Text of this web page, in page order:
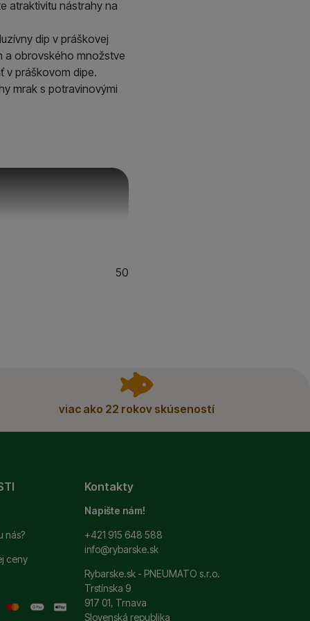
je chat a podobne.
.
Ich pomocou
týchto cookies
nášho webu.
ponuky,
atraktivitu nástrahy na
dip v práškovej
a obrovského množstve
v práškovom dipe.
mrak s potravinovými
50
viac ako 22 rokov skúseností
nás?
ceny
Kontakty
Napište nám!
+421 915 648 588
info@rybarske.sk
Rybarske.sk - PNEUMATO s.r.o.
Trstínska 9
917 01, Trnava
Slovenská republika